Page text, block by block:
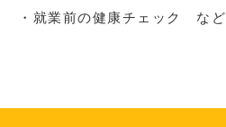
・就業前の健康チェック など